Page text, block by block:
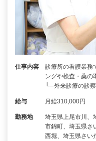
仕事内容
診療所の看護業務
ングや検査・薬の
└─外来診療の診
給与 月給310,000円
勤務地
埼玉県上尾市川、
市錦町、埼玉県さ
西堀、埼玉県さい